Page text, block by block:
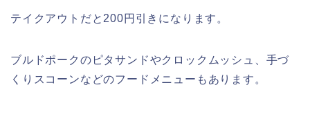
テイクアウトだと200円引きになります。
ブルドポークのピタサンドやクロックムッシュ、手づ
くりスコーンなどのフードメニューもあります。